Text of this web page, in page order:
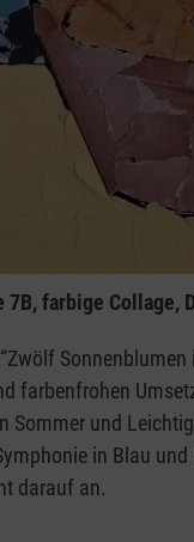
farbige Collage,
farbenfrohen
Sommer und
in Blau
darauf an.